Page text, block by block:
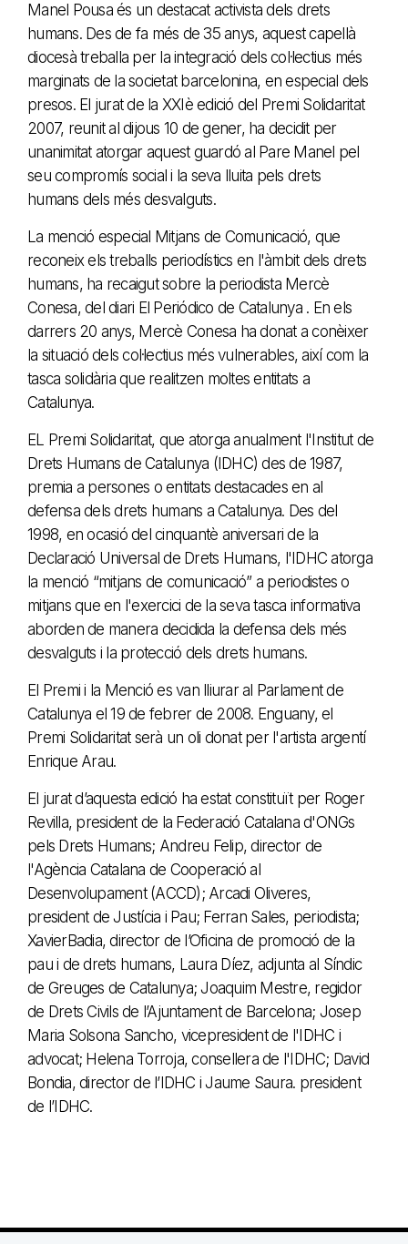
Manel Pousa és un destacat activista dels drets
humans. Des de fa més de 35 anys, aquest capellà
diocesà treballa per la integració dels col·lectius més
marginats de la societat barcelonina, en especial dels
presos. El jurat de la XXIè edició del Premi Solidaritat
2007, reunit al dijous 10 de gener, ha decidit per
unanimitat atorgar aquest guardó al Pare Manel pel
seu compromís social i la seva lluita pels drets
humans dels més desvalguts.
La menció especial Mitjans de Comunicació, que
reconeix els treballs periodístics en l'àmbit dels drets
humans, ha recaigut sobre la periodista Mercè
Conesa, del diari El Periódico de Catalunya . En els
darrers 20 anys, Mercè Conesa ha donat a conèixer
la situació dels col·lectius més vulnerables, així com la
tasca solidària que realitzen moltes entitats a
Catalunya.
EL Premi Solidaritat, que atorga anualment l'Institut de
Drets Humans de Catalunya (IDHC) des de 1987,
premia a persones o entitats destacades en al
defensa dels drets humans a Catalunya. Des del
1998, en ocasió del cinquantè aniversari de la
Declaració Universal de Drets Humans, l'IDHC atorga
la menció “mitjans de comunicació” a periodistes o
mitjans que en l'exercici de la seva tasca informativa
aborden de manera decidida la defensa dels més
desvalguts i la protecció dels drets humans.
El Premi i la Menció es van lliurar al Parlament de
Catalunya el 19 de febrer de 2008. Enguany, el
Premi Solidaritat serà un oli donat per l'artista argentí
Enrique Arau.
El jurat d’aquesta edició ha estat constituït per Roger
Revilla, president de la Federació Catalana d'ONGs
pels Drets Humans; Andreu Felip, director de
l'Agència Catalana de Cooperació al
Desenvolupament (ACCD); Arcadi Oliveres,
president de Justícia i Pau; Ferran Sales, periodista;
XavierBadia, director de l’Oficina de promoció de la
pau i de drets humans, Laura Díez, adjunta al Síndic
de Greuges de Catalunya; Joaquim Mestre, regidor
de Drets Civils de l’Ajuntament de Barcelona; Josep
Maria Solsona Sancho, vicepresident de l'IDHC i
advocat; Helena Torroja, consellera de l'IDHC; David
Bondia, director de l’IDHC i Jaume Saura. president
de l’IDHC.